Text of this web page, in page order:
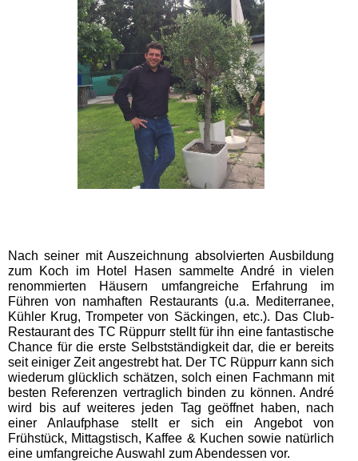
Nach seiner mit Auszeichnung absolvierten Ausbildung
zum Koch im Hotel Hasen sammelte André in vielen
renommierten Häusern umfangreiche Erfahrung im
Führen von namhaften Restaurants (u.a. Mediterranee,
Kühler Krug, Trompeter von Säckingen, etc.). Das Club-
Restaurant des TC Rüppurr stellt für ihn eine fantastische
Chance für die erste Selbstständigkeit dar, die er bereits
seit einiger Zeit angestrebt hat. Der TC Rüppurr kann sich
wiederum glücklich schätzen, solch einen Fachmann mit
besten Referenzen vertraglich binden zu können. André
wird bis auf weiteres jeden Tag geöffnet haben, nach
einer Anlaufphase stellt er sich ein Angebot von
Frühstück, Mittagstisch, Kaffee & Kuchen sowie natürlich
eine umfangreiche Auswahl zum Abendessen vor.